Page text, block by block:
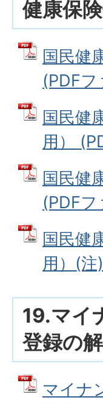
健康保
国民健
(PDF
国民健
用）
国民健
(PDF
国民健
用）(
19.マイ
登録の
マイナ